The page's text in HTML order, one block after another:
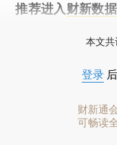
推荐进入 财新数
本文共
登录
财新通
可畅读